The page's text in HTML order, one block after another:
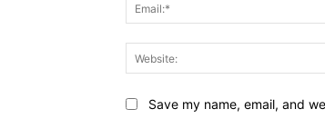
Save my name, email, and